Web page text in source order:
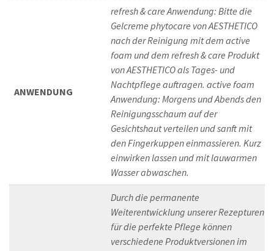
ANWENDUNG
refresh & care Anwendung: Bitte die
Gelcreme phytocare von AESTHETICO
nach der Reinigung mit dem active
foam und dem refresh & care Produkt
von AESTHETICO als Tages- und
Nachtpflege auftragen. active foam
Anwendung: Morgens und Abends den
Reinigungsschaum auf der
Gesichtshaut verteilen und sanft mit
den Fingerkuppen einmassieren. Kurz
einwirken lassen und mit lauwarmen
Wasser abwaschen.
Durch die permanente
Weiterentwicklung unserer Rezepturen
für die perfekte Pflege können
verschiedene Produktversionen im